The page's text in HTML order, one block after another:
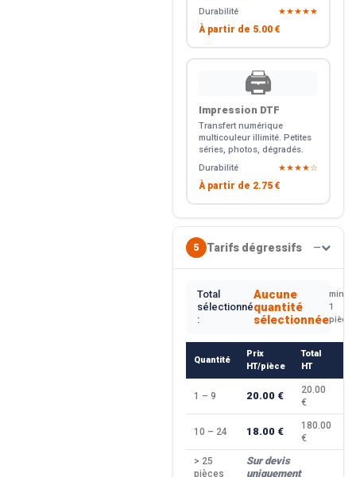
Durabilité
★★★★★
À partir de 5.00 €
🖨️
Impression DTF
Transfert numérique
multicouleur illimité. Petites
séries, photos, dégradés.
Durabilité
★★★★☆
À partir de 2.75 €
5 Tarifs dégressifs —
Total
sélectionné
:
Aucune
quantité
sélectionnée
min.
1
pièce
Quantité
Prix
HT/pièce
Total
HT
1 – 9 20.00 €
20.00
€
10 – 24 18.00 €
180.00
€
> 25
pièces
Sur devis
uniquement